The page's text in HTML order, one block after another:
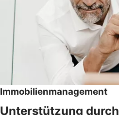
Immobilienmanagement
Unterstützung durch